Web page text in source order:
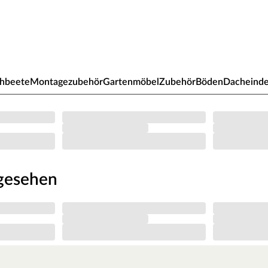
und Montagezubehör geliefert. Diese
Pflegeleicht und langlebig ist die
MontagezubehörGartenmöbel ZubehörBöden